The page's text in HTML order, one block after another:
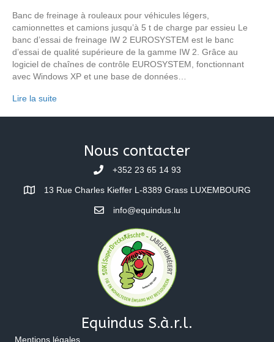
Banc de freinage à rouleaux pour véhicules légers,
camionnettes et camions jusqu’à 5 t de charge par essieu Le
banc d’essai de freinage IW 2 EUROSYSTEM est le banc
d’essai de qualité supérieure de la gamme IW 2. Grâce au
logiciel de chaînes de contrôle EUROSYSTEM, fonctionnant
avec Windows XP et une base de données…
Lire la suite
Nous contacter
+352 23 65 14 93
13 Rue Charles Kieffer L-8389 Grass LUXEMBOURG
info@equindus.lu
Equindus S.à.r.l.
Mentions légales